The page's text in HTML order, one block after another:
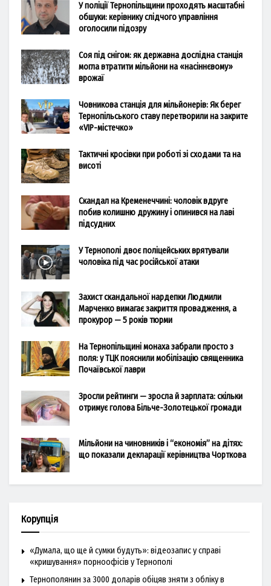
У поліції Тернопільщини проходять масштабні
обшуки: керівнику слідчого управління
оголосили підозру
Соя під снігом: як державна дослідна станція
могла втратити мільйони на «насіннєвому»
врожаї
Човникова станція для мільйонерів: Як берег
Тернопільського ставу перетворили на закрите
«VIP-містечко»
Тактичні кросівки при роботі зі сходами та на
висоті
Скандал на Кременеччині: чоловік вдруге
побив колишню дружину і опинився на лаві
підсудних
У Тернополі двоє поліцейських врятували
чоловіка під час російської атаки
Захист скандальної нардепки Людмили
Марченко вимагає закриття провадження, а
прокурор — 5 років тюрми
На Тернопільщині монаха забрали просто з
поля: у ТЦК пояснили мобілізацію священника
Почаївської лаври
Зросли рейтинги — зросла й зарплата: скільки
отримує голова Більче-Золотецької громади
Мільйони на чиновників і “економія” на дітях:
що показали декларації керівництва Чорткова
Корупція
«Думала, що ще й сумки будуть»: відеозапис у справі
«кришування» порноофісів у Тернополі
Тернополянин за 3000 доларів обіцяв зняти з обліку в